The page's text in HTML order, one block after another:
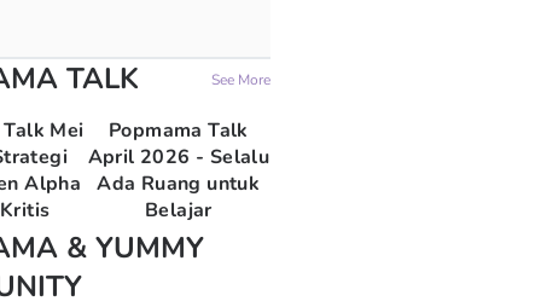
TALK See More
Mei
Alpha
Popmama Talk
April 2026 - Selalu
Ada Ruang untuk
Belajar
& YUMMY